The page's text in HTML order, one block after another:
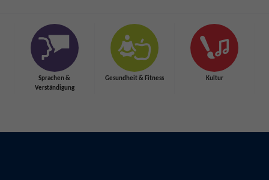
Sprachen &
Verständigung
Gesundheit & Fitness Kultur